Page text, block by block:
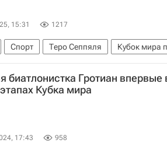
15:31 1217
Спорт Теро Сеппяля Кубок мира
биатлонистка Гротиан впервые
Кубка мира
17:43 958